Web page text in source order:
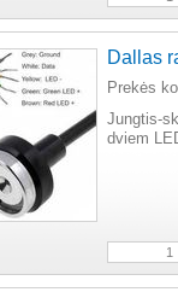
Dallas
Prekės
Jungtis-
dviem